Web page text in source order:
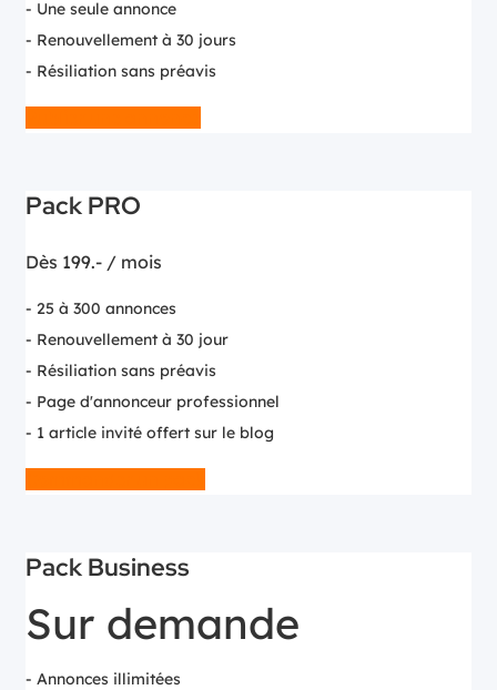
- Une seule annonce
- Renouvellement à 30 jours
- Résiliation sans préavis
Pack PRO
Dès 199.- / mois
- 25 à 300 annonces
- Renouvellement à 30 jour
- Résiliation sans préavis
- Page d'annonceur professionnel
- 1 article invité offert sur le blog
Pack Business
Sur demande
- Annonces illimitées